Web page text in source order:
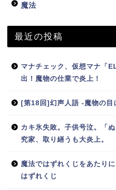
魔法
最近の投稿
マナチェック、仮想マナ「
出！魔物の仕業で炎上！
[第18回]幻声人語 -魔物の目
カキ氷失敗。子供号泣。「
究家、取り繕うも大炎上。
魔法ではずれくじをあたり
はずれくじ